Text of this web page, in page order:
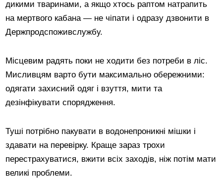
дикими тваринами, а якщо хтось раптом натрапить
на мертвого кабана — не чіпати і одразу дзвонити в
Держпродспоживслужбу.
Місцевим радять поки не ходити без потреби в ліс.
Мисливцям варто бути максимально обережними:
одягати захисний одяг і взуття, мити та
дезінфікувати спорядження.
Туші потрібно пакувати в водонепроникні мішки і
здавати на перевірку. Краще зараз трохи
перестрахуватися, вжити всіх заходів, ніж потім мати
великі проблеми.